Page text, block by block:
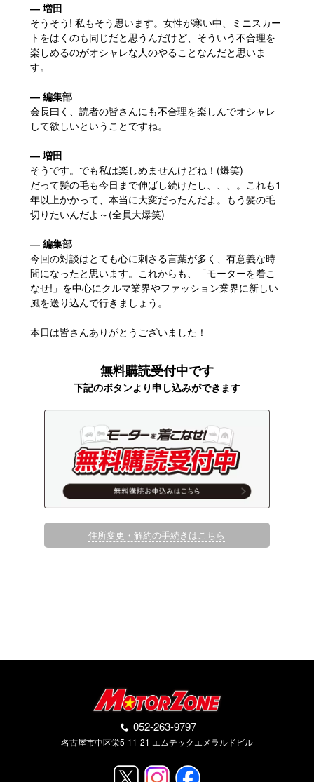
― 増田
そうそう! 私もそう思います。女性が寒い中、ミニスカー
トをはくのも同じだと思うんだけど、そういう不合理を
楽しめるのがオシャレな人のやることなんだと思いま
す。
― 編集部
会長曰く、読者の皆さんにも不合理を楽しんでオシャレ
して欲しいということですね。
― 増田
そうです。でも私は楽しめませんけどね！(爆笑)
だって髪の毛も今日まで伸ばし続けたし、、、。これも1
年以上かかって、本当に大変だったんだよ。もう髪の毛
切りたいんだよ～(全員大爆笑)
― 編集部
今回の対談はとても心に刺さる言葉が多く、有意義な時
間になったと思います。これからも、「モーターを着こ
なせ!」を中心にクルマ業界やファッション業界に新しい
風を送り込んで行きましょう。
本日は皆さんありがとうございました！
無料購読受付中です
下記のボタンより申し込みができます
住所変更・解約の手続きはこちら
052-263-9797
名古屋市中区栄5-11-21 エムテックエメラルドビル